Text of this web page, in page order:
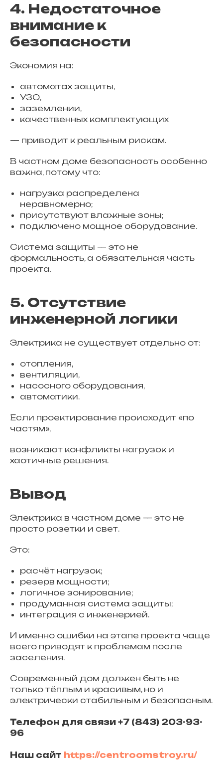
4. Недостаточное
внимание к
безопасности
Экономия на:
автоматах защиты,
УЗО,
заземлении,
качественных комплектующих
— приводит к реальным рискам.
В частном доме безопасность особенно
важна, потому что:
нагрузка распределена
неравномерно;
присутствуют влажные зоны;
подключено мощное оборудование.
Система защиты — это не
формальность, а обязательная часть
проекта.
5. Отсутствие
инженерной логики
Электрика не существует отдельно от:
отопления,
вентиляции,
насосного оборудования,
автоматики.
Если проектирование происходит «по
частям»,
возникают конфликты нагрузок и
хаотичные решения.
Вывод
Электрика в частном доме — это не
просто розетки и свет.
Это:
расчёт нагрузок;
резерв мощности;
логичное зонирование;
продуманная система защиты;
интеграция с инженерией.
И именно ошибки на этапе проекта чаще
всего приводят к проблемам после
заселения.
Современный дом должен быть не
только тёплым и красивым, но и
электрически стабильным и безопасным.
Телефон для связи +7 (843) 203-93-
96
Наш сайт https://centroomstroy.ru/